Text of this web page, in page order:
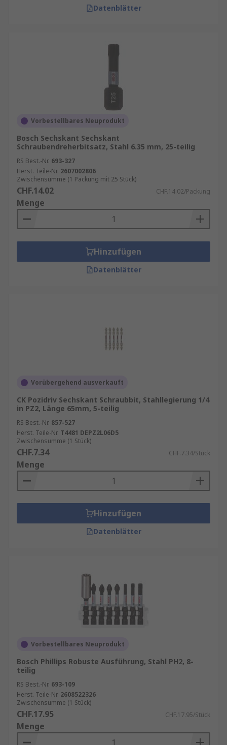
Datenblätter
Vorbestellbares Neuprodukt
Bosch Sechskant Sechskant
Schraubendreherbitsatz, Stahl 6.35 mm, 25-teilig
RS Best.-Nr. 693-327
Herst. Teile-Nr. 2607002806
Zwischensumme (1 Packung mit 25 Stück)
CHF.14.02 CHF.14.02/Packung
Menge
Hinzufügen
Datenblätter
Vorübergehend ausverkauft
CK Pozidriv Sechskant Schraubbit, Stahllegierung 1/4
in PZ2, Länge 65mm, 5-teilig
RS Best.-Nr. 857-527
Herst. Teile-Nr. T4481 DEPZ2L06D5
Zwischensumme (1 Stück)
CHF.7.34 CHF.7.34/Stück
Menge
Hinzufügen
Datenblätter
Vorbestellbares Neuprodukt
Bosch Phillips Robuste Ausführung, Stahl PH2, 8-
teilig
RS Best.-Nr. 693-109
Herst. Teile-Nr. 2608522326
Zwischensumme (1 Stück)
CHF.17.95 CHF.17.95/Stück
Menge